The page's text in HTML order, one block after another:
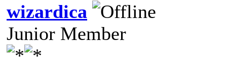
wizardica
Junior Member